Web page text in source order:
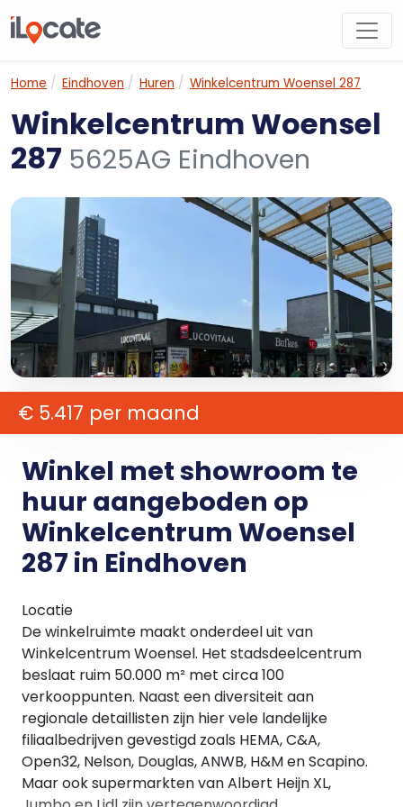
Home Eindhoven Huren Winkelcentrum Woensel 287
Winkelcentrum Woensel
287 5625AG Eindhoven
€ 5.417 per maand
Winkel met showroom te
huur aangeboden op
Winkelcentrum Woensel
287 in Eindhoven
Locatie
De winkelruimte maakt onderdeel uit van
Winkelcentrum Woensel. Het stadsdeelcentrum
beslaat ruim 50.000 m² met circa 100
verkooppunten. Naast een diversiteit aan
regionale detaillisten zijn hier vele landelijke
filiaalbedrijven gevestigd zoals HEMA, C&A,
Open32, Nelson, Douglas, ANWB, H&M en Scapino.
Maar ook supermarkten van Albert Heijn XL,